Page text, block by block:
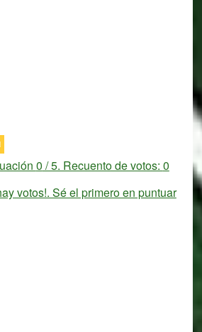
0 / 5. Recuento de votos: 0
votos!. Sé el primero en puntuar